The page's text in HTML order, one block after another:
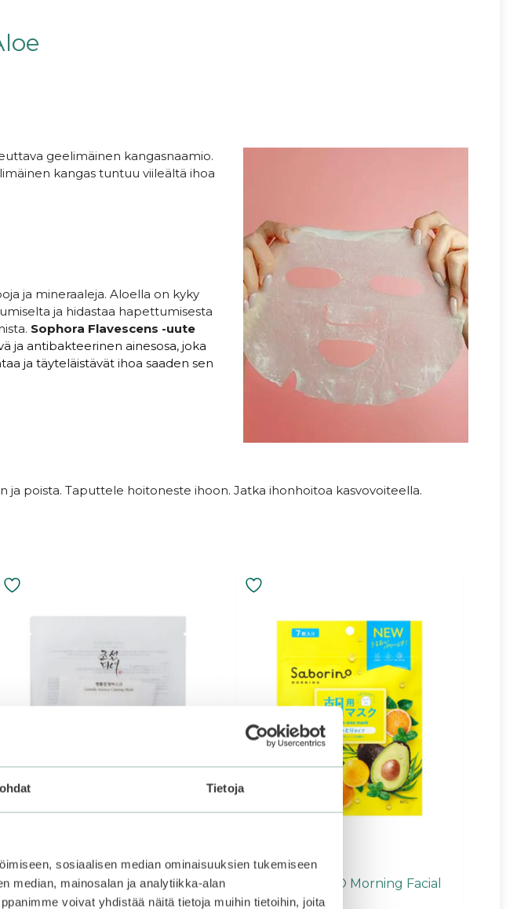
Tietoja
sosiaalisen median ominaisuuksien tukemiseen
median, mainosalan ja analytiikka-alan
voivat yhdistää näitä tietoja muihin tietoihin, joita
geelimäinen kangasnaamio.
kangas tuntuu viileältä ihoa
ja mineraaleja. Aloella on kyky
ja hidastaa hapettumisesta
Sophora Flavescens -uute
ja antibakteerinen ainesosa, joka
ja täyteläistävät ihoa saaden sen
poista. Taputtele hoitoneste ihoon. Jatka ihonhoitoa kasvovoiteella.
of Joseon | Centella
Calming Mask
BCL | SABORINO Morning Facial
Sheet Mask